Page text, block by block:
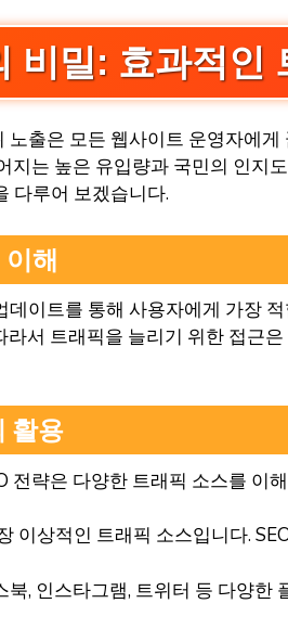
비밀: 효과적인
출은 모든 웹사이트 운영자에
지는 높은 유입량과 국민의 인지
다루어 보겠습니다.
해
이트를 통해 사용자에게 가장
서 트래픽을 늘리기 위한 접근
활용
전략은 다양한 트래픽 소스를 이
이상적인 트래픽 소스입니다.
북, 인스타그램, 트위터 등 다양한